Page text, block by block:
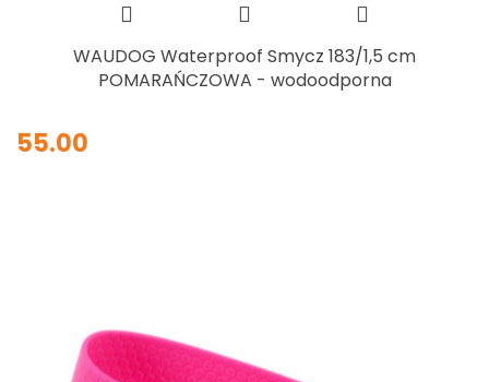
WAUDOG Waterproof Smycz 183/1,5 cm
POMARAŃCZOWA - wodoodporna
55.00